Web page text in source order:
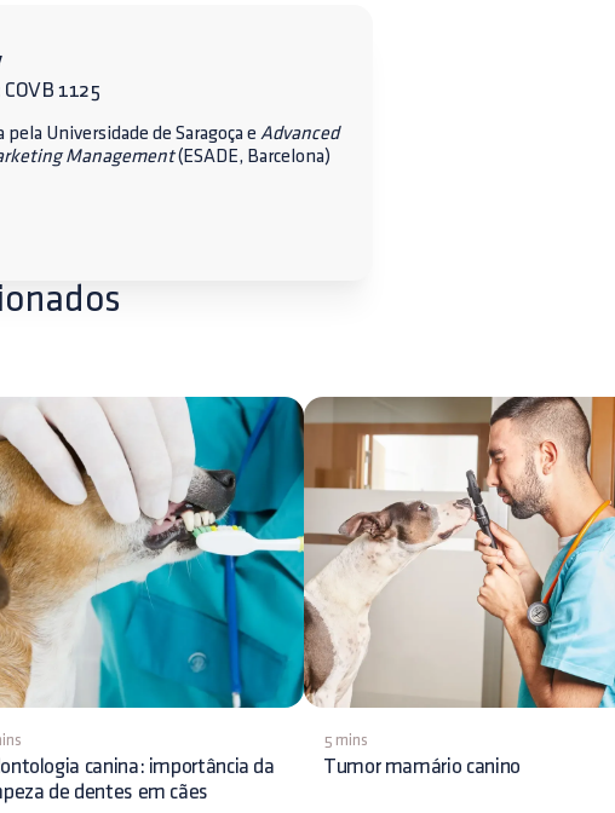
1125
Universidade de Saragoça e Advanced
Management(ESADE, Barcelona)
canina: importância da
de dentes em cães
5 mins
Tumor mamário canino